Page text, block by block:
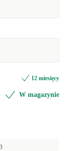
12 miesięcy
W magazynie